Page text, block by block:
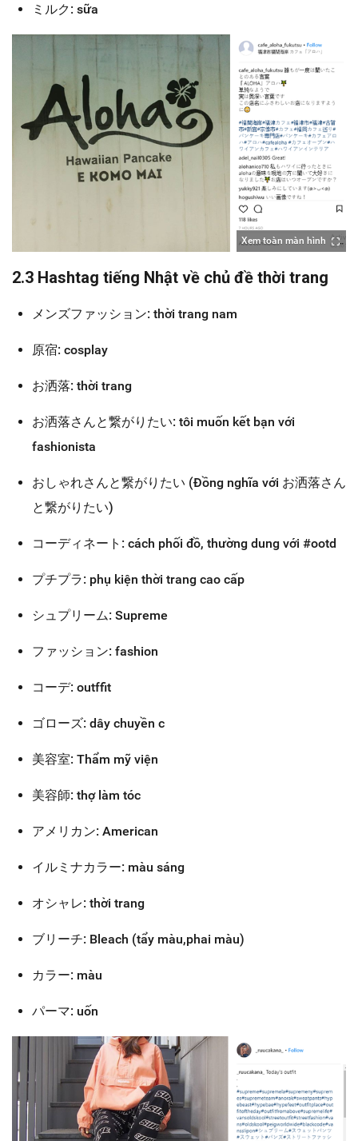
ミルク: sữa
Xem toàn màn hình
2.3 Hashtag tiếng Nhật về chủ đề thời trang
メンズファッション: thời trang nam
原宿: cosplay
お洒落: thời trang
お洒落さんと繋がりたい: tôi muốn kết bạn với
fashionista
おしゃれさんと繋がりたい (Đồng nghĩa với お洒落さん
と繋がりたい)
コーディネート: cách phối đồ, thường dung với #ootd
プチプラ: phụ kiện thời trang cao cấp
シュプリーム: Supreme
ファッション: fashion
コーデ: outffit
ゴローズ: dây chuyền c
美容室: Thẩm mỹ viện
美容師: thợ làm tóc
アメリカン: American
イルミナカラー: màu sáng
オシャレ: thời trang
ブリーチ: Bleach (tẩy màu,phai màu)
カラー: màu
パーマ: uốn